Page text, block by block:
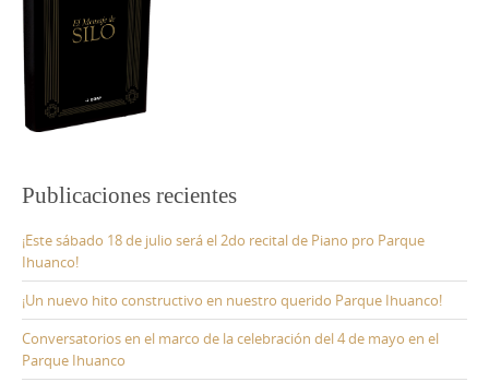
Publicaciones recientes
¡Este sábado 18 de julio será el 2do recital de Piano pro Parque
Ihuanco!
¡Un nuevo hito constructivo en nuestro querido Parque Ihuanco!
Conversatorios en el marco de la celebración del 4 de mayo en el
Parque Ihuanco